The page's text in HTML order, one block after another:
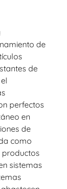
de
de
perfectos
en
de
como
productos
sistemas